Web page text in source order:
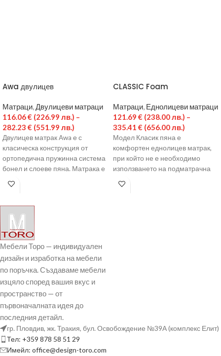
Awa двулицев
Матраци,Двулицеви матраци
116.06€ (226.99 лв.) –
282.23 € (551.99 лв.)
Двулицев матрак Awa е с
класическа конструкция от
ортопедична пружинна система
бонел и слоеве пяна. Матрака е
с отлично съчетание
CLASSIC Foam
Матраци, Еднолицеви матраци
121.69 € (238.00 лв.) –
335.41 € (656.00 лв.)
Модел Класик пяна е
комфортен еднолицев матрак,
при който не е необходимо
използването на подматрачна
рамка. Ядрото е направено от
еластична пяна.
Мебели Торо — индивидуален
дизайн и изработка на мебели
по поръчка. Създаваме мебели
изцяло според вашия вкус и
пространство — от
първоначалната идея до
последния детайл.
гр. Пловдив, жк. Тракия, бул. Освобождение №39А (комплекс Елит)
Тел: +359 878 58 51 29
Имейл: office@design-toro.com